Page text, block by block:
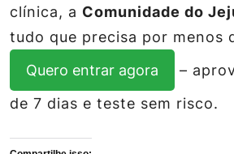
clínica, a Comunidade do
tudo que precisa por menos
Quero entrar agora
–
de 7 dias e teste sem risco.